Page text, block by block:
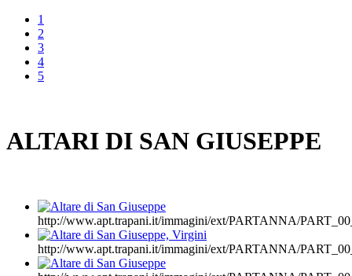
1
2
3
4
5
ALTARI DI SAN GIUSEPPE
http://www.apt.trapani.it/immagini/ext/PARTANNA/
http://www.apt.trapani.it/immagini/ext/PARTANNA/